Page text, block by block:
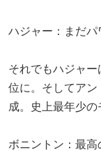
ハジャー：まだパ
それでもハジャ
位に。そしてア
成。史上最年少の
ボニントン：最